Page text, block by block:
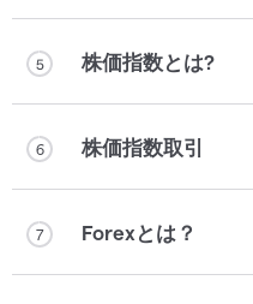
5 株価指数とは?
6 株価指数取引
7 Forexとは？